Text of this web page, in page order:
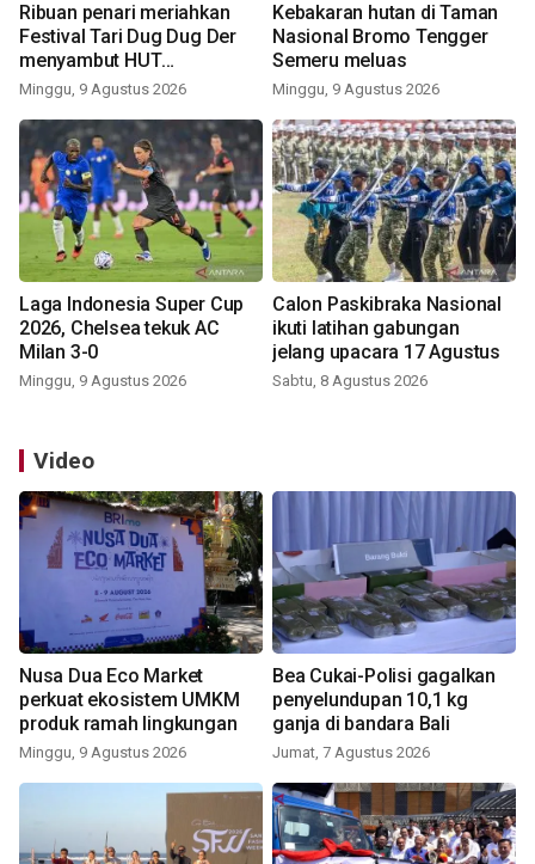
Ribuan penari meriahkan
Festival Tari Dug Dug Der
menyambut HUT
Kemerdekaan
Minggu, 9 Agustus 2026
Kebakaran hutan di Taman
Nasional Bromo Tengger
Semeru meluas
Minggu, 9 Agustus 2026
Laga Indonesia Super Cup
2026, Chelsea tekuk AC
Milan 3-0
Minggu, 9 Agustus 2026
Calon Paskibraka Nasional
ikuti latihan gabungan
jelang upacara 17 Agustus
Sabtu, 8 Agustus 2026
Video
Nusa Dua Eco Market
perkuat ekosistem UMKM
produk ramah lingkungan
Minggu, 9 Agustus 2026
Bea Cukai-Polisi gagalkan
penyelundupan 10,1 kg
ganja di bandara Bali
Jumat, 7 Agustus 2026